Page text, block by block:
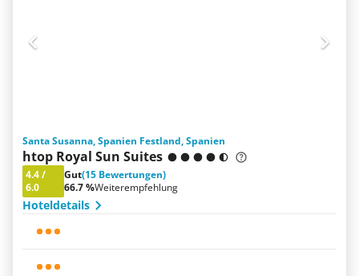
Santa Susanna, Spanien Festland, Spanien
htop Royal Sun Suites
4.4/
6.0
Gut(15 Bewertungen)
66.7 %Weiterempfehlung
Hoteldetails